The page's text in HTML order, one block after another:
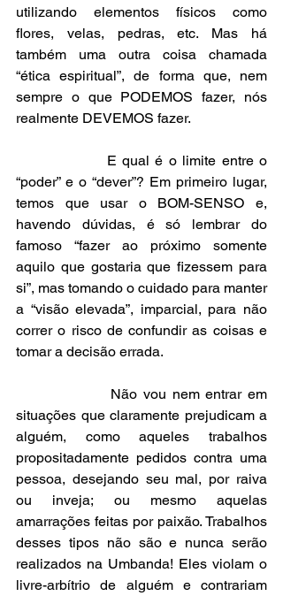
utilizando elementos físicos como
flores, velas, pedras, etc. Mas há
também uma outra coisa chamada
“ética espiritual”, de forma que, nem
sempre o que PODEMOS fazer, nós
realmente DEVEMOS fazer.
“poder” e o “dever”? Em primeiro lugar,
temos que usar o BOM-SENSO e,
havendo dúvidas, é só lembrar do
famoso “fazer ao próximo somente
aquilo que gostaria que fizessem para
si”, mas tomando o cuidado para manter
a “visão elevada”, imparcial, para não
correr o risco de confundir as coisas e
tomar a decisão errada.
situações que claramente prejudicam a
alguém, como aqueles trabalhos
propositadamente pedidos contra uma
pessoa, desejando seu mal, por raiva
ou inveja; ou mesmo aquelas
amarrações feitas por paixão. Trabalhos
desses tipos não são e nunca serão
realizados na Umbanda! Eles violam o
livre-arbítrio de alguém e contrariam